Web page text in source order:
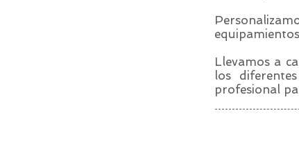
Llevamos a
los
profesional